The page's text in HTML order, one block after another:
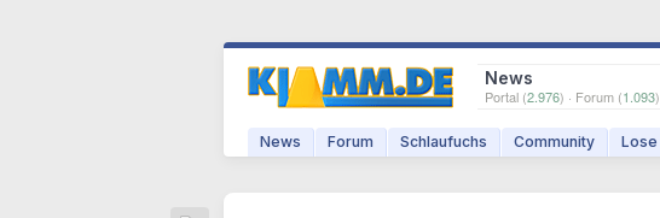
News
Portal (2.976) · Forum (1.093)
News Forum Schlaufuchs Community Lose